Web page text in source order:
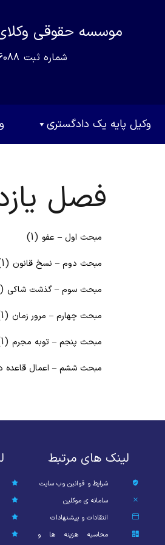
موسسه حقوقی
شماره ثبت
وکیل پایه یک دادگستری
فصل
مبحث اول – عفو (1)
مبحث دوم – نسخ قانون (1)
مبحث سوم – گذشت شاکی (1)
مبحث چهارم – مرور زمان (1)
مبحث پنجم – توبه مجرم (1)
مبحث ششم – اعمال قاعده
لینک های مرتبط
شرایط و قوانین وب سایت
سامانه ی موکلین
انتقادات و پیشنهادات
محاسبه هزینه ها و